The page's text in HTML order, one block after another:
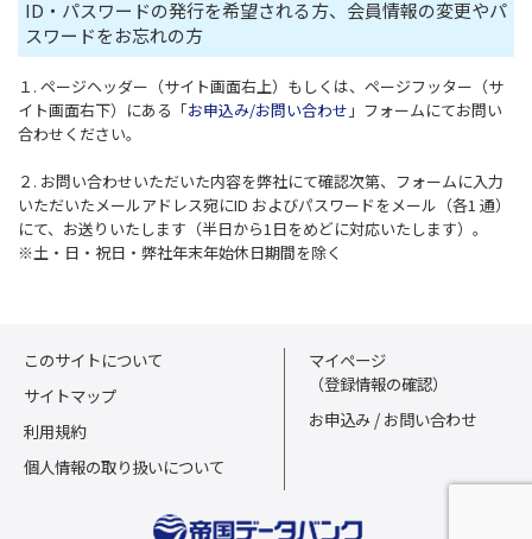
ID・パスワードの発行を希望される方、会員情報の変更やパ
スワードをお忘れの方
１. ページヘッダー（サイト画面右上）もしくは、ページフッター（サ
イト画面右下）にある「お申込み/お問い合わせ 」フォームにてお問い
合わせください。
２. お問い合わせいただいた内容を弊社にて確認次第、フォームに入力
いただいたメールアドレス宛にID およびパスワードをメール（各1 通）
にて、お送りいたします（半日から1日をめどに対応いたします）。
※土・日・祝日・弊社年末年始休日期間を除く
このサイトについて
サイトマップ
利用規約
個人情報の取り扱いについて
マイページ
（登録情報の確認）
お申込み / お問い合わせ